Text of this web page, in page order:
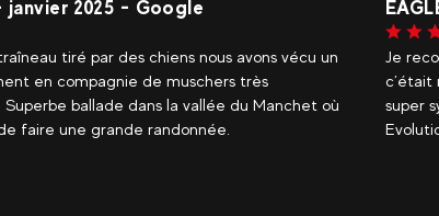
On a testé la motoneige à val d Isère,
journée magnifique, et le moniteur était
organisation Du rdv facile et rapide. -📍
Merci
pour